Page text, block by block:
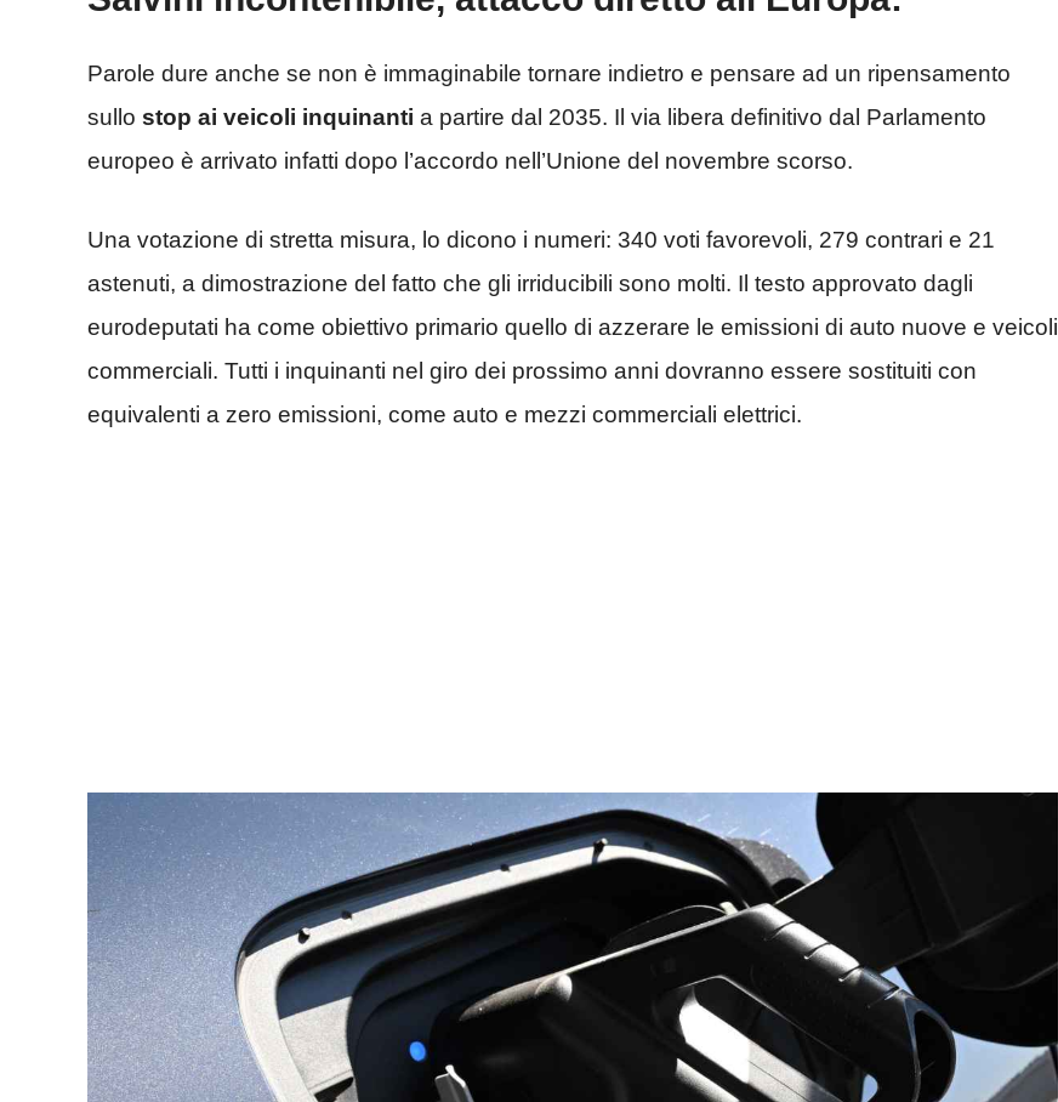
Parole dure anche se non è immaginabile tornare indietro e pensare ad un ripensamento
sullo stop ai veicoli inquinanti a partire dal 2035. Il via libera definitivo dal Parlamento
europeo è arrivato infatti dopo l’accordo nell’Unione del novembre scorso.
Una votazione di stretta misura, lo dicono i numeri: 340 voti favorevoli, 279 contrari e 21
astenuti, a dimostrazione del fatto che gli irriducibili sono molti. Il testo approvato dagli
eurodeputati ha come obiettivo primario quello di azzerare le emissioni di auto nuove e veicoli
commerciali. Tutti i inquinanti nel giro dei prossimo anni dovranno essere sostituiti con
equivalenti a zero emissioni, come auto e mezzi commerciali elettrici.